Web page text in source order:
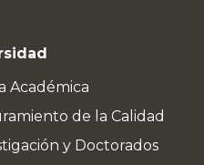
Académica
de la Calidad
y Doctorados